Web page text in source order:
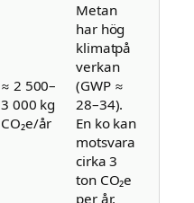
≈ 2 500–
3 000 kg
CO₂e/år
Metan
har hög
klimatpå
verkan
(GWP ≈
28–34).
En ko kan
motsvara
cirka 3
ton CO₂e
per år.